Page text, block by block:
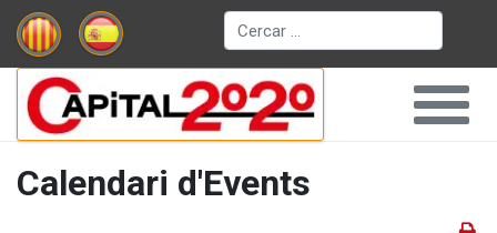
Cerca
Calendari d'Events